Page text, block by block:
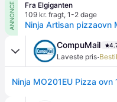
ANNONCE
Fra Elgiganten
109 kr. fragt, 1-2 dage
Ninja Artisan pizzaovn
CompuMail
Laveste pris·